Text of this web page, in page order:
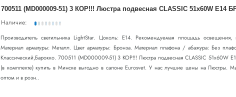
Наличие:
Производитель светильника LightStar. Цоколь: E14. Рекомендуемая площадь
Материал арматуры: Металл. Цвет арматуры: Бронза. Материал плафона / абажура: Без
Классический,Барокко. 700511 (MD000009-51) 3 КОР!!! Люстра подвесная CLASSIC 51х60W
(в комплекте) купить в Минске выгодно в салоне Eurosvet. У нас лучшие цены на Люстры.
оптом и в розн..